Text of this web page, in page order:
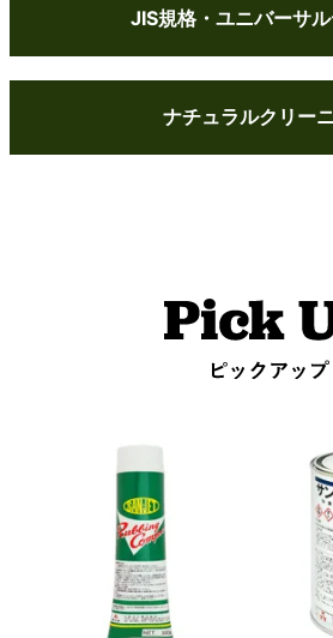
JIS規格・ユニバーサ
ナチュラルクリー